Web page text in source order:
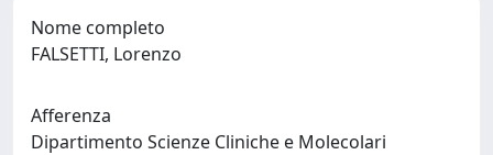
Nome completo
FALSETTI, Lorenzo
Afferenza
Dipartimento Scienze Cliniche e Molecolari